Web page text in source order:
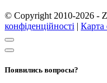
© Copyright 2010-2026 -
конфіденційності | Карта
Появились вопросы?